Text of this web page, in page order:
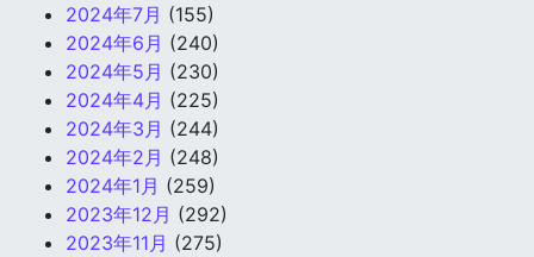
2024年7月 (155)
2024年6月 (240)
2024年5月 (230)
2024年4月 (225)
2024年3月 (244)
2024年2月 (248)
2024年1月 (259)
2023年12月 (292)
2023年11月 (275)